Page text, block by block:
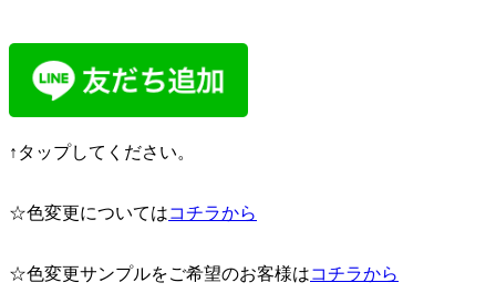
↑タップしてください。
☆色変更についてはコチラから
☆色変更サンプルをご希望のお客様はコチラから